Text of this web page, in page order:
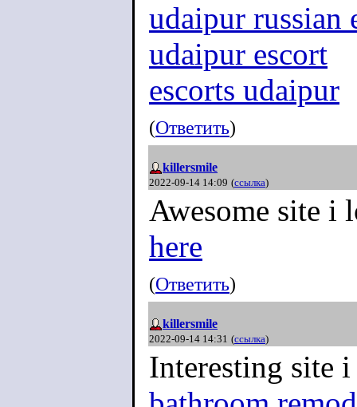
udaipur russian
udaipur escort
escorts udaipur
(Ответить)
killersmile
2022-09-14 14:09 (ссылка)
Awesome site i
here
(Ответить)
killersmile
2022-09-14 14:31 (ссылка)
Interesting site